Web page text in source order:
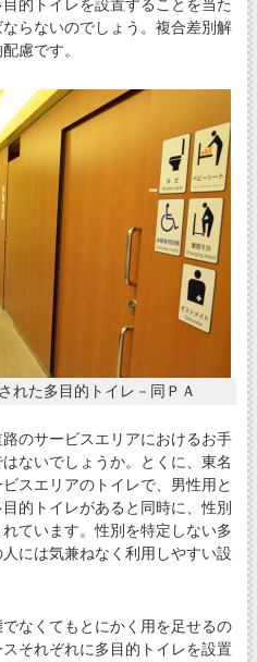
的トイレを設置することを当た
らないのでしょう。複合差別解
慮です。
れた多目的トイレ－同ＰＡ
のサービスエリアにおけるお手
ないでしょうか。とくに、東名
スエリアのトイレで、男性用と
的トイレがあると同時に、性別
ています。性別を特定しない多
には気兼ねなく利用しやすい設
なくてもとにかく用を足せるの
それぞれに多目的トイレを設置